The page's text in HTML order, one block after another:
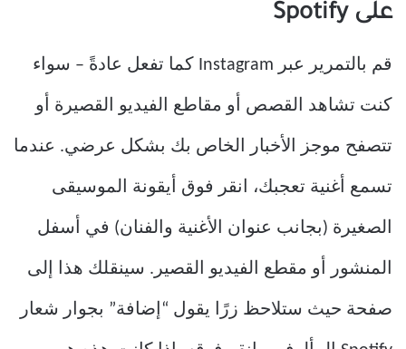
على Spotify
قم بالتمرير عبر Instagram كما تفعل عادةً – سواء
كنت تشاهد القصص أو مقاطع الفيديو القصيرة أو
تتصفح موجز الأخبار الخاص بك بشكل عرضي. عندما
تسمع أغنية تعجبك، انقر فوق أيقونة الموسيقى
الصغيرة (بجانب عنوان الأغنية والفنان) في أسفل
المنشور أو مقطع الفيديو القصير. سينقلك هذا إلى
صفحة حيث ستلاحظ زرًا يقول “إضافة” بجوار شعار